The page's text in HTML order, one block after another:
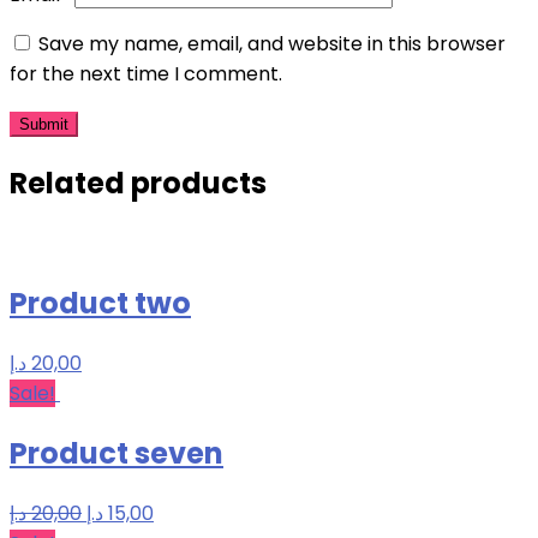
Save my name, email, and website in this browser
for the next time I comment.
Related products
Product two
20,00د.إ
Sale!
Product seven
20,00د.إ
Original
15,00د.إ